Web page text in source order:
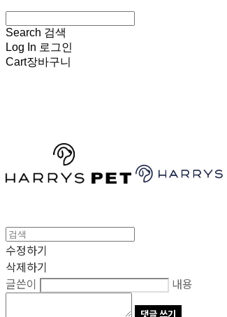
Search 검색
Log In 로그인
Cart장바구니
수정하기
삭제하기
글쓴이
내용
댓글 쓰기